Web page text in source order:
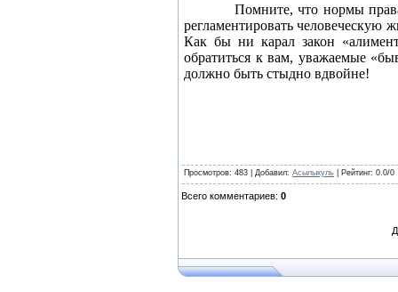
Помните, что нормы
регламентировать человеческую
Как бы ни карал закон
обратиться к вам, уважаемые
должно быть стыдно вдвойне!
Просмотров: 483 | Добавил: Асылыкуль Рейтинг: 0.0/0
Всего комментариев: 0